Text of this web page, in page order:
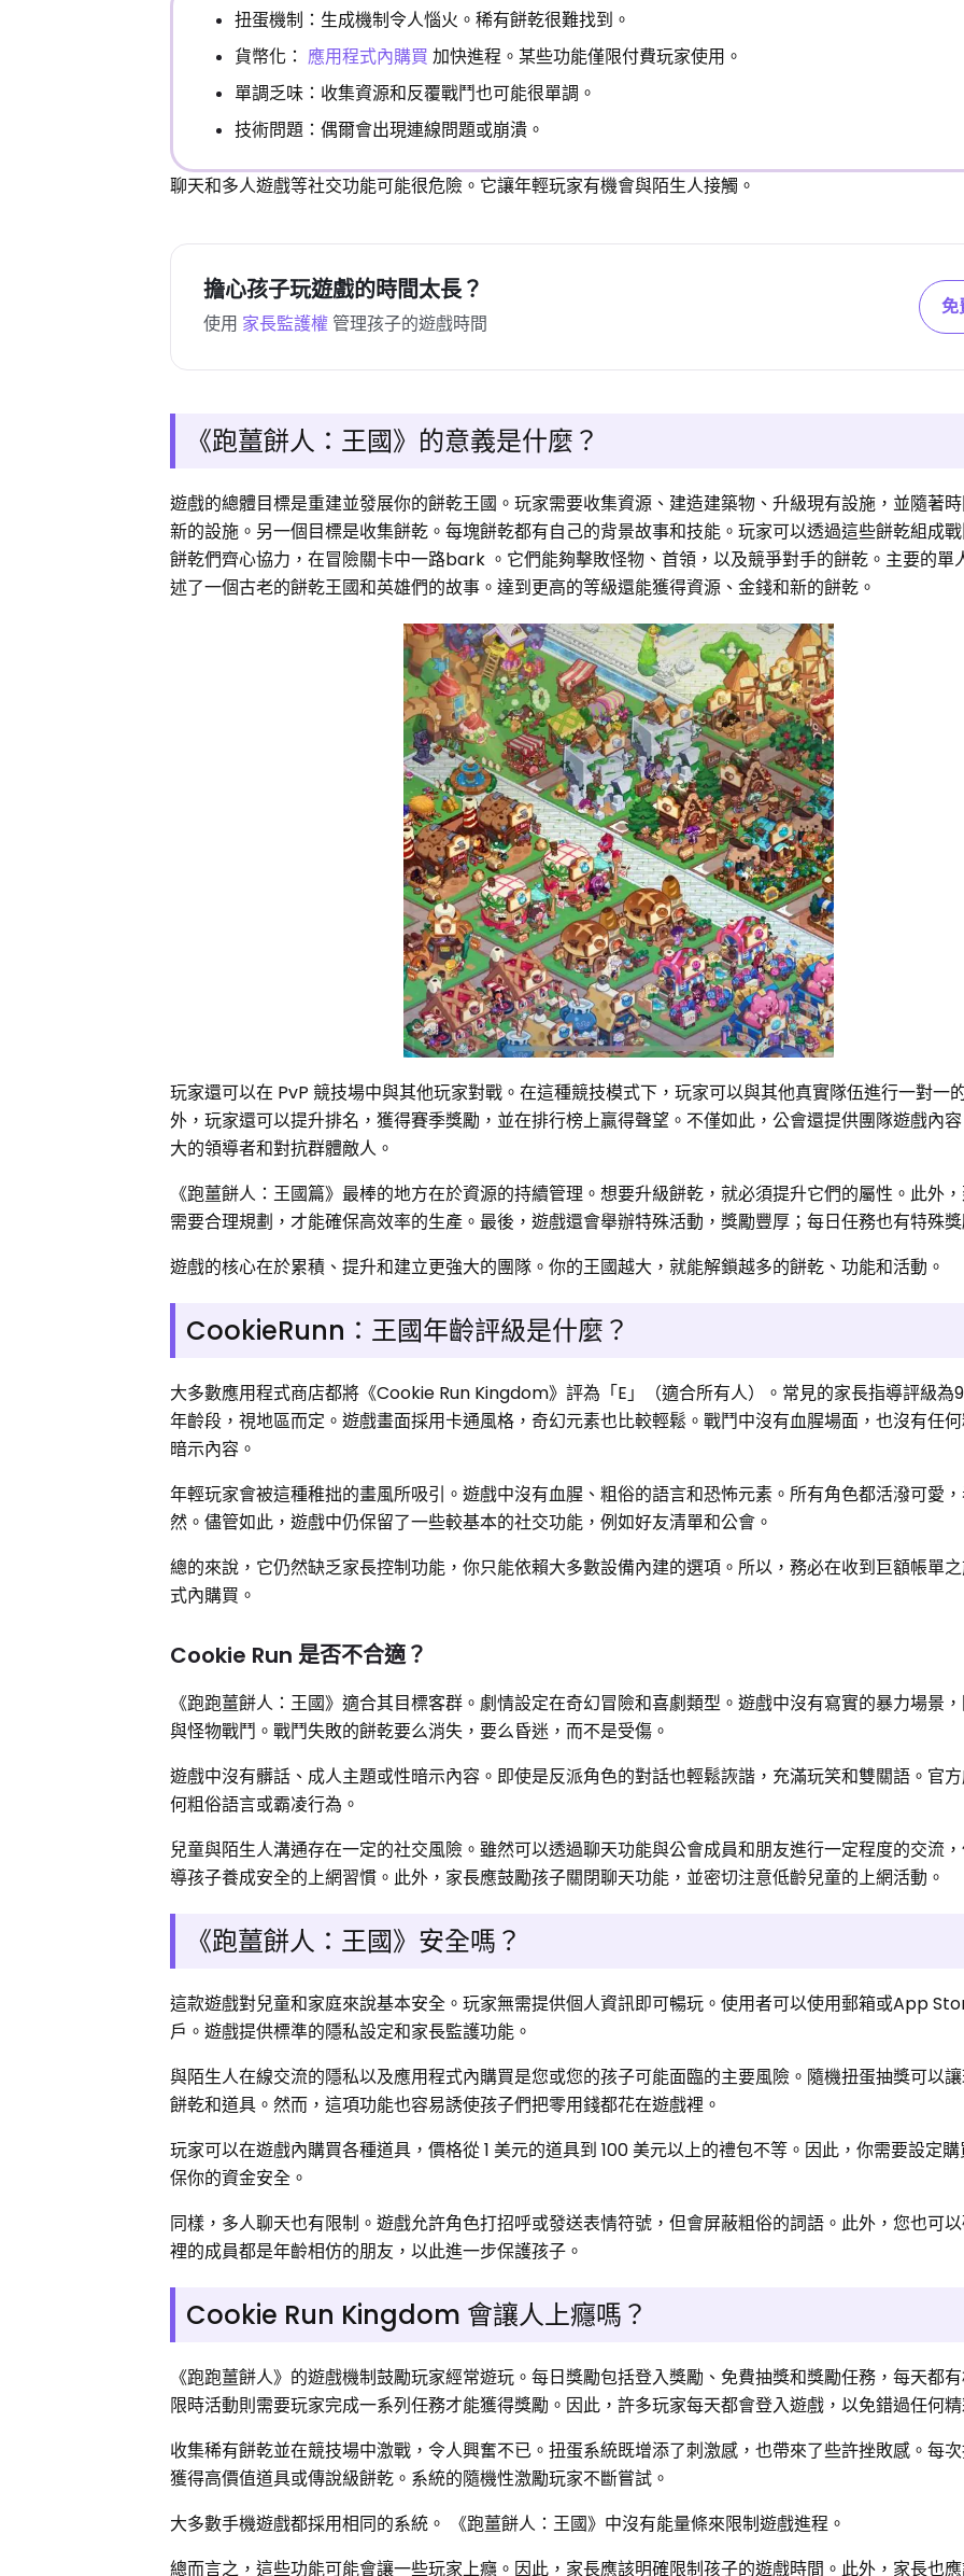
扭蛋機制：生成機制令人惱火。稀有餅乾很難找到。
貨幣化：應用程式內購買 加快進程。某些功能僅限付費玩家使用。
單調乏味：收集資源和反覆戰鬥也可能很單調。
技術問題：偶爾會出現連線問題或崩潰。
聊天和多人遊戲等社交功能可能很危險。它讓年輕玩家有機會與陌生人接觸。
擔心孩子玩遊戲的時間太長？
使用 家長監護權 管理孩子的遊戲時間
免
《跑薑餅人：王國》的意義是什麼？
遊戲的總體目標是重建並發展你的餅乾王國。玩家需要收集資源、建造建築物、升級現有設施，並隨著
新的設施。另一個目標是收集餅乾。每塊餅乾都有自己的背景故事和技能。玩家可以透過這些餅乾組成
餅乾們齊心協力，在冒險關卡中一路bark 。它們能夠擊敗怪物、首領，以及競爭對手的餅乾。主要的單
述了一個古老的餅乾王國和英雄們的故事。達到更高的等級還能獲得資源、金錢和新的餅乾。
玩家還可以在 PvP 競技場中與其他玩家對戰。在這種競技模式下，玩家可以與其他真實隊伍進行一對一
外，玩家還可以提升排名，獲得賽季獎勵，並在排行榜上贏得聲望。不僅如此，公會還提供團隊遊戲內
大的領導者和對抗群體敵人。
《跑薑餅人：王國篇》最棒的地方在於資源的持續管理。想要升級餅乾，就必須提升它們的屬性。此外
需要合理規劃，才能確保高效率的生產。最後，遊戲還會舉辦特殊活動，獎勵豐厚；每日任務也有特殊
遊戲的核心在於累積、提升和建立更強大的團隊。你的王國越大，就能解鎖越多的餅乾、功能和活動。
CookieRunn：王國年齡評級是什麼？
大多數應用程式商店都將《Cookie Run Kingdom》評為「E」（適合所有人）。常見的家長指導評級為
年齡段，視地區而定。遊戲畫面採用卡通風格，奇幻元素也比較輕鬆。戰鬥中沒有血腥場面，也沒有任
暗示內容。
年輕玩家會被這種稚拙的畫風所吸引。遊戲中沒有血腥、粗俗的語言和恐怖元素。所有角色都活潑可愛
然。儘管如此，遊戲中仍保留了一些較基本的社交功能，例如好友清單和公會。
總的來說，它仍然缺乏家長控制功能，你只能依賴大多數設備內建的選項。所以，務必在收到巨額帳單
式內購買。
Cookie Run 是否不合適？
《跑跑薑餅人：王國》適合其目標客群。劇情設定在奇幻冒險和喜劇類型。遊戲中沒有寫實的暴力場景
與怪物戰鬥。戰鬥失敗的餅乾要么消失，要么昏迷，而不是受傷。
遊戲中沒有髒話、成人主題或性暗示內容。即使是反派角色的對話也輕鬆詼諧，充滿玩笑和雙關語。官
何粗俗語言或霸凌行為。
兒童與陌生人溝通存在一定的社交風險。雖然可以透過聊天功能與公會成員和朋友進行一定程度的交流
導孩子養成安全的上網習慣。此外，家長應鼓勵孩子關閉聊天功能，並密切注意低齡兒童的上網活動。
《跑薑餅人：王國》安全嗎？
這款遊戲對兒童和家庭來說基本安全。玩家無需提供個人資訊即可暢玩。使用者可以使用郵箱或App
戶。遊戲提供標準的隱私設定和家長監護功能。
與陌生人在線交流的隱私以及應用程式內購買是您或您的孩子可能面臨的主要風險。隨機扭蛋抽獎可以
餅乾和道具。然而，這項功能也容易誘使孩子們把零用錢都花在遊戲裡。
玩家可以在遊戲內購買各種道具，價格從 1 美元的道具到 100 美元以上的禮包不等。因此，你需要設定
保你的資金安全。
同樣，多人聊天也有限制。遊戲允許角色打招呼或發送表情符號，但會屏蔽粗俗的詞語。此外，您也可
裡的成員都是年齡相仿的朋友，以此進一步保護孩子。
Cookie Run Kingdom 會讓人上癮嗎？
《跑跑薑餅人》的遊戲機制鼓勵玩家經常遊玩。每日獎勵包括登入獎勵、免費抽獎和獎勵任務，每天都
限時活動則需要玩家完成一系列任務才能獲得獎勵。因此，許多玩家每天都會登入遊戲，以免錯過任何
收集稀有餅乾並在競技場中激戰，令人興奮不已。扭蛋系統既增添了刺激感，也帶來了些許挫敗感。每
獲得高價值道具或傳說級餅乾。系統的隨機性激勵玩家不斷嘗試。
大多數手機遊戲都採用相同的系統。 《跑薑餅人：王國》中沒有能量條來限制遊戲進程。
總而言之，這些功能可能會讓一些玩家上癮。因此，家長應該明確限制孩子的遊戲時間。此外，家長也